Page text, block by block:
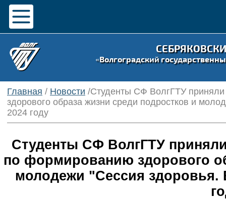
«Волгоградский
Главная / Новости /Студенты СФ ВолгГТУ
здорового образа жизни среди подростков и
2024 году
Студенты СФ ВолгГТУ
по формированию здорового
молодежи "Сессия здоровья.